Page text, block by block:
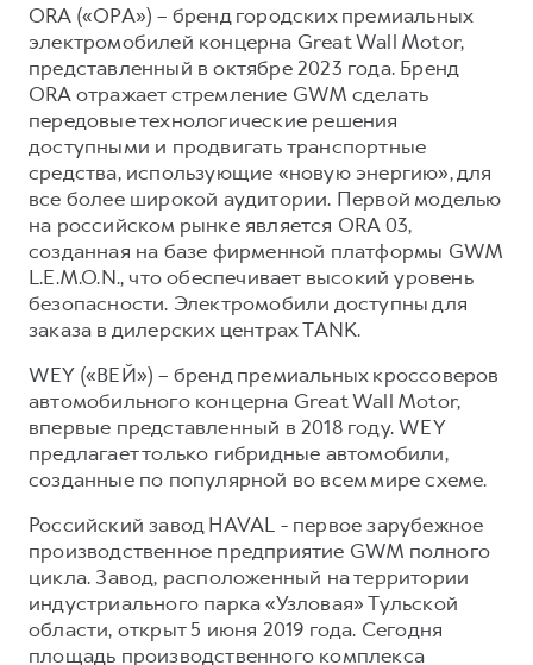
ORA («ОРА») – бренд городских премиальных
электромобилей концерна Great Wall Motor,
представленный в октябре 2023 года. Бренд
ORA отражает стремление GWM сделать
передовые технологические решения
доступными и продвигать транспортные
средства, использующие «новую энергию», для
все более широкой аудитории. Первой моделью
на российском рынке является ORA 03,
созданная на базе фирменной платформы GWM
L.E.M.O.N., что обеспечивает высокий уровень
безопасности. Электромобили доступны для
заказа в дилерских центрах TANK.
WEY («ВЕЙ») – бренд премиальных кроссоверов
автомобильного концерна Great Wall Motor,
впервые представленный в 2018 году. WEY
предлагает только гибридные автомобили,
созданные по популярной во всем мире схеме.
Российский завод HAVAL - первое зарубежное
производственное предприятие GWM полного
цикла. Завод, расположенный на территории
индустриального парка «Узловая» Тульской
области, открыт 5 июня 2019 года. Сегодня
площадь производственного комплекса